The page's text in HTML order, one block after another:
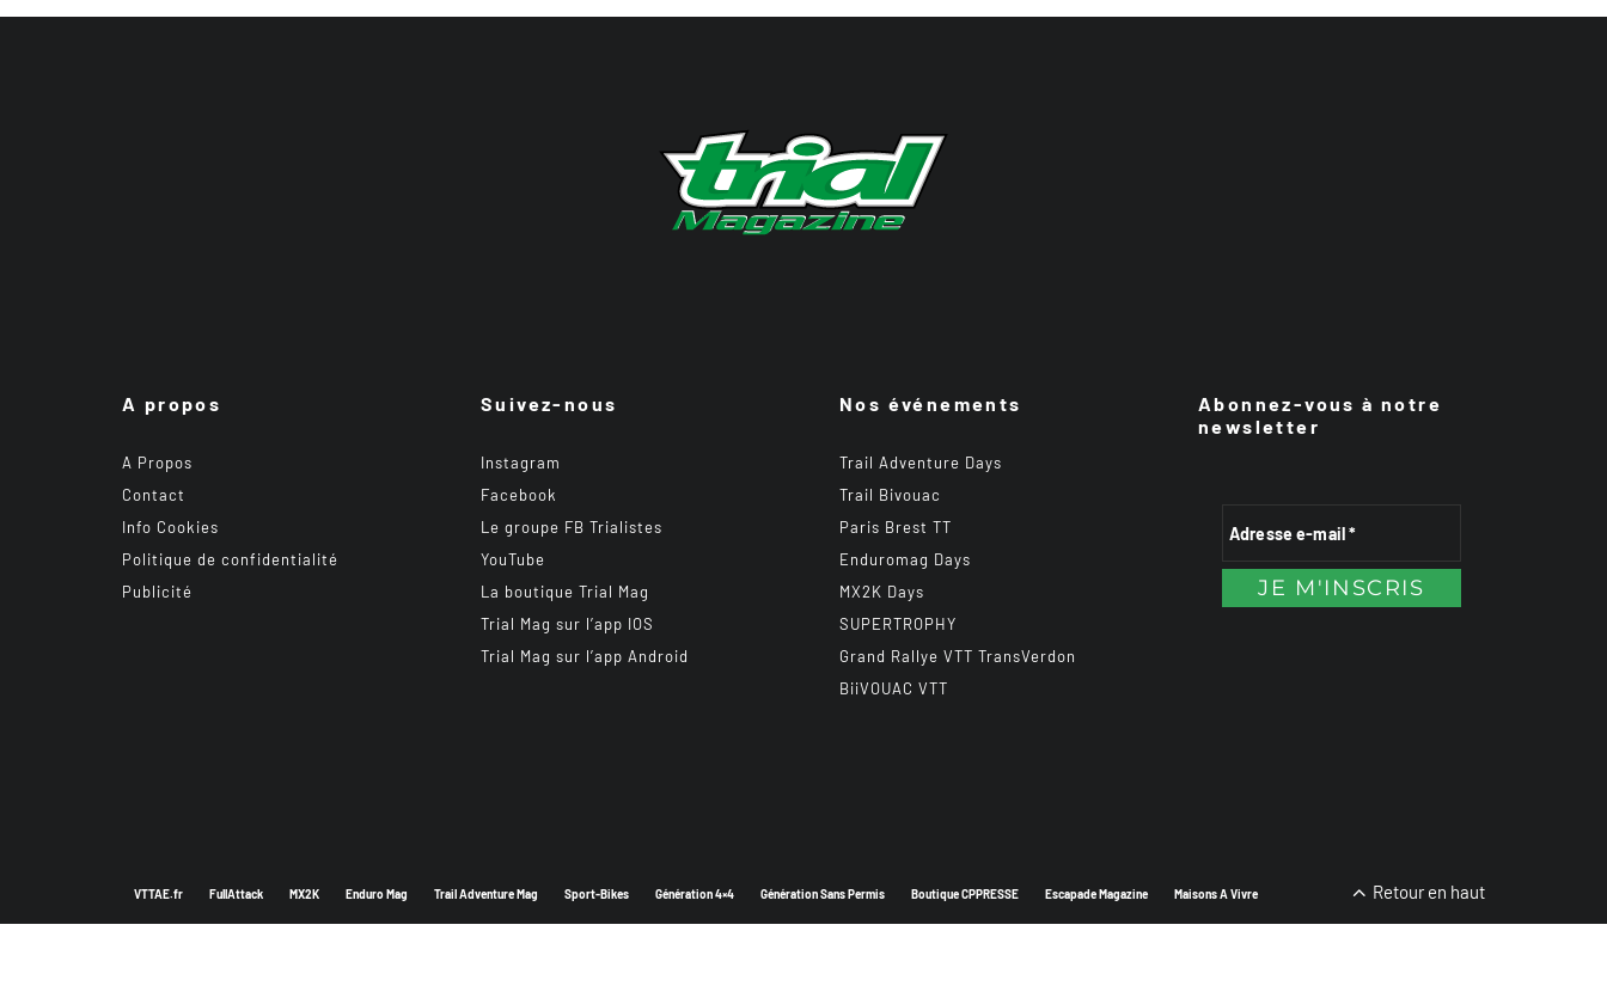
A propos
A Propos
Contact
Info Cookies
Politique de confidentialité
Publicité
Suivez-nous
Instagram
Facebook
Le groupe FB Trialistes
YouTube
La boutique Trial Mag
Trial Mag sur l’app IOS
Trial Mag sur l’app Android
Nos événements
Trail Adventure Days
Trail Bivouac
Paris Brest TT
Enduromag Days
MX2K Days
SUPERTROPHY
Grand Rallye VTT TransVerdon
BiiVOUAC VTT
Abonnez-vous à notre
newsletter
VTTAE.fr FullAttack MX2K Enduro Mag Trail Adventure Mag Sport-Bikes Génération 4×4 Génération Sans Permis Boutique CPPRESSE Escapade Magazine Maisons A Vivre Retour en haut